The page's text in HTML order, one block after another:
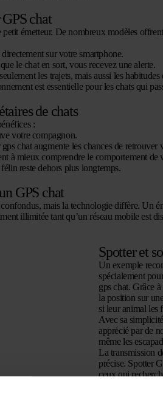
chat
émetteur. De nombreux modèles
sur votre smartphone.
le chat en sort, vous recevez une alerte.
les trajets, mais aussi les habitudes
est essentielle pour les chats qui
de chats
:
votre compagnon.
chat augmente les chances de retrouver
à mieux comprendre le comportement de
reste dehors plus longtemps.
GPS chat
mais la technologie diffère. Un
illimitée tant qu’un réseau mobile est
Spotter et
Un exemple
spécialement
gps chat. Grâce
la position sur
si leur animal les
Avec sa
apprécié par de
même les
La transmission
précise. Spotter
ceux qui